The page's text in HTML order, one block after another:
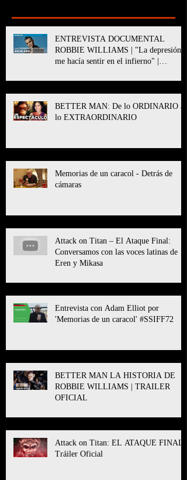
ENTREVISTA DOCUMENTAL
ROBBIE WILLIAMS | "La depresión
me hacía sentir en el infierno" |
BETTER MAN: De lo ORDINARIO a
lo EXTRAORDINARIO
Memorias de un caracol - Detrás de
cámaras
Attack on Titan – El Ataque Final:
Conversamos con las voces latinas de
Eren y Mikasa
Entrevista con Adam Elliot por
'Memorias de un caracol' #SSIFF72
BETTER MAN LA HISTORIA DE
ROBBIE WILLIAMS | TRAILER
OFICIAL
Attack on Titan: EL ATAQUE FINAL l
Tráiler Oficial